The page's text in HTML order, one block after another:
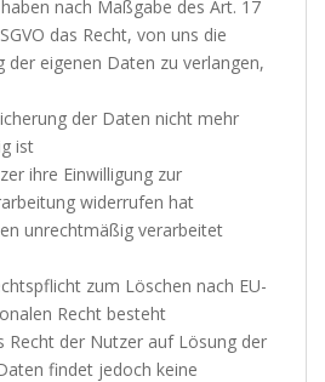
haben nach Maßgabe des Art. 17
das Recht, von uns die
der eigenen Daten zu verlangen,
der Daten nicht mehr
ist
ihre Einwilligung zur
widerrufen hat
unrechtmäßig verarbeitet
zum Löschen nach EU-
Recht besteht
Recht der Nutzer auf Lösung der
findet jedoch keine